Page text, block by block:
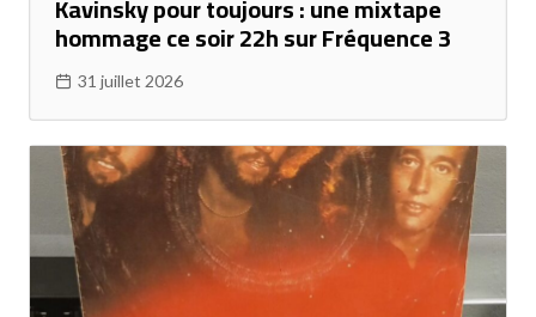
hommage ce soir 22h sur Fréquence 3
31 juillet 2026